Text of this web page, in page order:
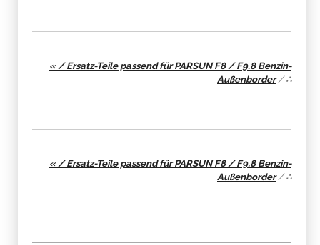
« / Ersatz-Teile passend für PARSUN F8 / F9.8 Benzin-
Außenborder/∴
« / Ersatz-Teile passend für PARSUN F8 / F9.8 Benzin-
Außenborder/∴